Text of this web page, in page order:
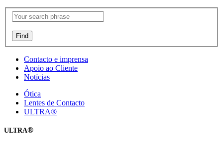
Contacto e imprensa
Apoio ao Cliente
Notícias
Ótica
Lentes de Contacto
ULTRA®
ULTRA®